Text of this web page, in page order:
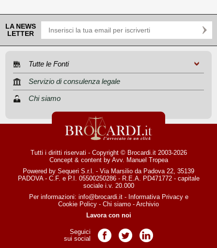
LA NEWS
LETTER
Tutte le Fonti
Servizio di consulenza legale
Chi siamo
Tutti i diritti riservati - Copyright © Brocardi.it 2003-2026
Concept & content by Avv. Manuel Tropea
Powered by Sequeri S.r.l. - Via Marsilio da Padova 22, 35139
PADOVA - C.F. e P.I. 05500250286 - R.E.A. PD471772 - capitale
sociale i.v. 20.000
Per informazioni: info@brocardi.it- Informativa Privacye
Cookie Policy - Chi siamo - Archivio
Lavora con noi
Seguici
sui social
Pagina Facebook
Pagina TwitterPagina LinkedIn